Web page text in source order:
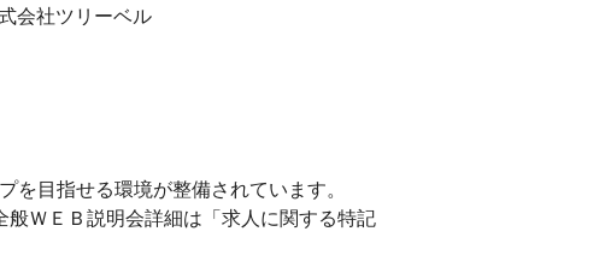
会社ツリーベル
目指せる環境が整備されています。
ＷＥＢ説明会詳細は「求人に関する特記